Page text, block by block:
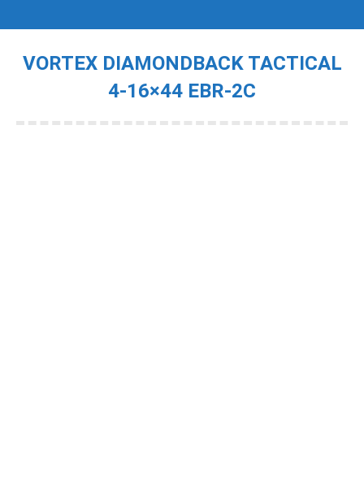
VORTEX DIAMONDBACK TACTICAL
4-16×44 EBR-2C